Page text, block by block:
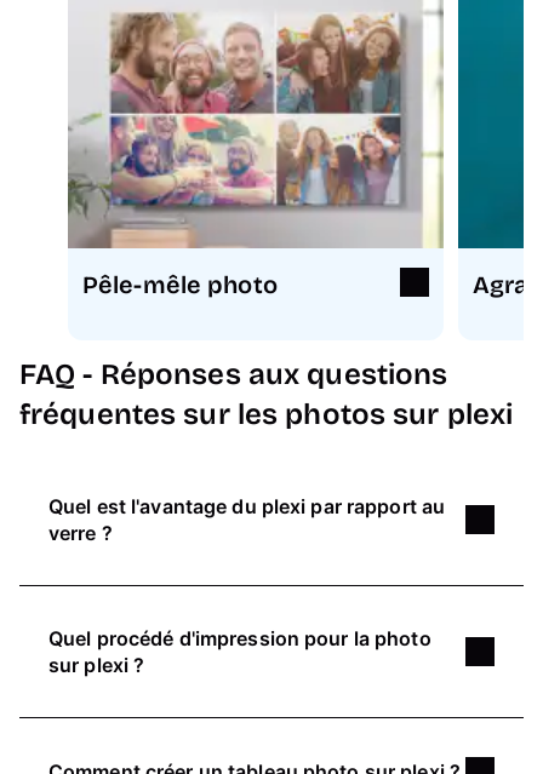
Pêle-mêle photo
FAQ - Réponses aux questions
fréquentes sur les photos sur plexi
Quel est l'avantage du plexi par rapport au
verre ?
Le plexiglas (ou verre acrylique) est un matériau
rendu visuel comparable à celui du verre, tout en
étant
plus léger et économique
le rend également bien plus résistant aux chocs,
Quel procédé d'impression pour la photo
sur plexi ?
Votre tableau sur plexi sera imprimé selon un